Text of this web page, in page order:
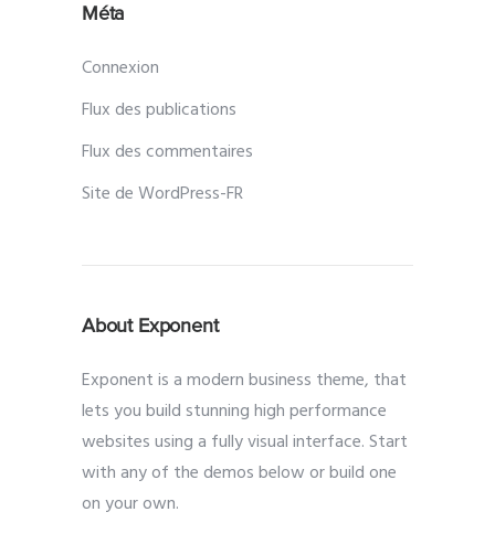
Méta
Connexion
Flux des publications
Flux des commentaires
Site de WordPress-FR
About Exponent
Exponent is a modern business theme, that
lets you build stunning high performance
websites using a fully visual interface. Start
with any of the demos below or build one
on your own.